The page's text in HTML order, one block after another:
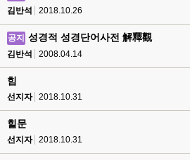
김반석 2018.10.26
공지 성경적 성경단어사전 解釋觀
김반석 2008.04.14
힘
선지자 2018.10.31
힐문
선지자 2018.10.31